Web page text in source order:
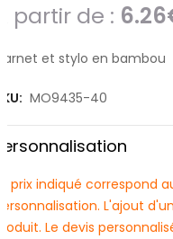
partir de : 6.26
et stylo en bambou
MO9435-40
prix indiqué correspond
L'ajout
Le devis